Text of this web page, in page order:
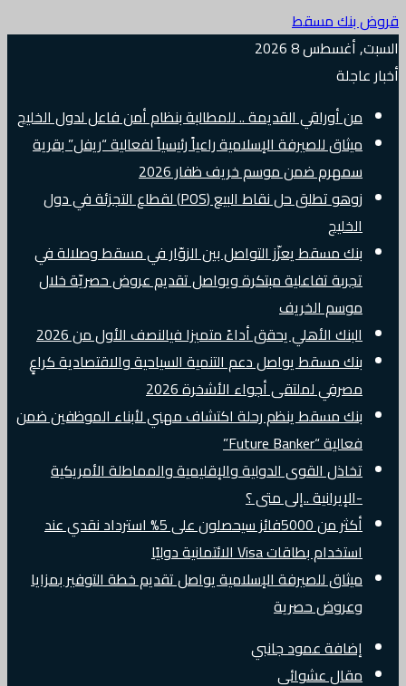
قروض بنك مسقط
السبت, أغسطس 8 2026
أخبار عاجلة
من أوراقي القديمة .. للمطالبة بنظام أمن فاعل لدول الخليج
ميثاق للصيرفة الإسلامية راعياً رئيسياً لفعالية “ريفل” بقرية
سمهرم ضمن موسم خريف ظفار 2026
زوهو تطلق حل نقاط البيع (POS) لقطاع التجزئة في دول
الخليج
بنك مسقط يعزّز التواصل بين الزوّار في مسقط وصلالة في
تجربة تفاعلية مبتكرة ويواصل تقديم عروض حصريّة خلال
موسم الخريف
البنك الأهلي يحقق أداءً متميزا فيالنصف الأول من 2026
بنك مسقط يواصل دعم التنمية السياحية والاقتصادية كراعٍ
مصرفي لملتقى أجواء الأشخرة 2026
بنك مسقط ينظم رحلة اكتشاف مهني لأبناء الموظفين ضمن
فعالية “Future Banker”
تخاذل القوى الدولية والإقليمية والمماطلة الأمريكية
-الإيرانية ..إلى متى ؟
أكثر من 5000فائز سيحصلون على 5% استرداد نقدي عند
استخدام بطاقات Visa الائتمانية دوليًا
ميثاق للصيرفة الإسلامية يواصل تقديم خطة التوفير بمزايا
وعروض حصرية
إضافة عمود جانبي
مقال عشوائي